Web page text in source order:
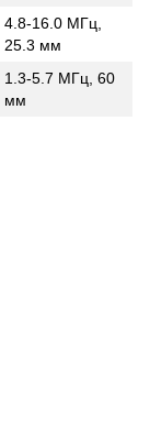
4.8-16.0 МГц,
25.3 мм
1.3-5.7 МГц, 60
мм